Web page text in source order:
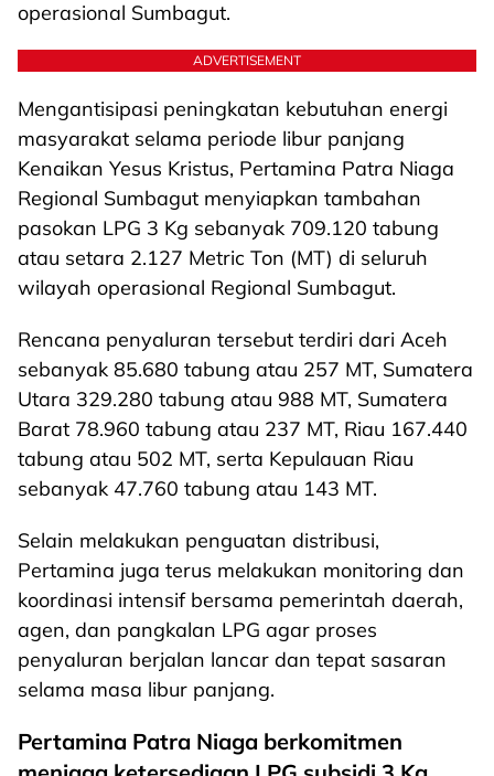
operasional Sumbagut.
ADVERTISEMENT
Mengantisipasi peningkatan kebutuhan energi
masyarakat selama periode libur panjang
Kenaikan Yesus Kristus, Pertamina Patra Niaga
Regional Sumbagut menyiapkan tambahan
pasokan LPG 3 Kg sebanyak 709.120 tabung
atau setara 2.127 Metric Ton (MT) di seluruh
wilayah operasional Regional Sumbagut.
Rencana penyaluran tersebut terdiri dari Aceh
sebanyak 85.680 tabung atau 257 MT, Sumatera
Utara 329.280 tabung atau 988 MT, Sumatera
Barat 78.960 tabung atau 237 MT, Riau 167.440
tabung atau 502 MT, serta Kepulauan Riau
sebanyak 47.760 tabung atau 143 MT.
Selain melakukan penguatan distribusi,
Pertamina juga terus melakukan monitoring dan
koordinasi intensif bersama pemerintah daerah,
agen, dan pangkalan LPG agar proses
penyaluran berjalan lancar dan tepat sasaran
selama masa libur panjang.
Pertamina Patra Niaga berkomitmen